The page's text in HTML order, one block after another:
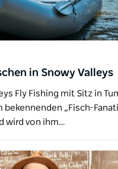
in Snowy Valleys
Fly Fishing mit Sitz in
bekennenden „Fisch-
wird von ihm…